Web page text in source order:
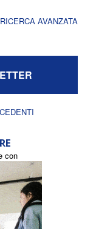
RICERCA AVANZATA
con